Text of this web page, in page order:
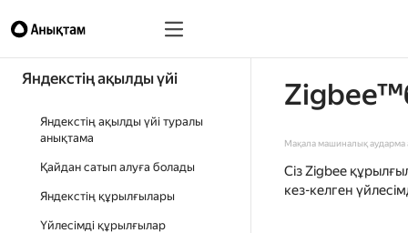
Яндекстің ақылды үйі
Яндекстің ақылды үйі туралы
анықтама
Қайдан сатып алуға болады
Яндекстің құрылғылары
Үйлесімді құрылғылар
Мақала машиналық аударма
Сіз Zigbee
кез-келген